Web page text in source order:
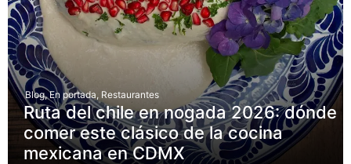
Blog, En portada Restaurantes
Ruta del chile en nogada 2026: dónde
comer este clásico de la cocina
mexicana en CDMX